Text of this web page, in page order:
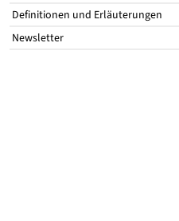
Definitionen und Erläuterungen
Newsletter